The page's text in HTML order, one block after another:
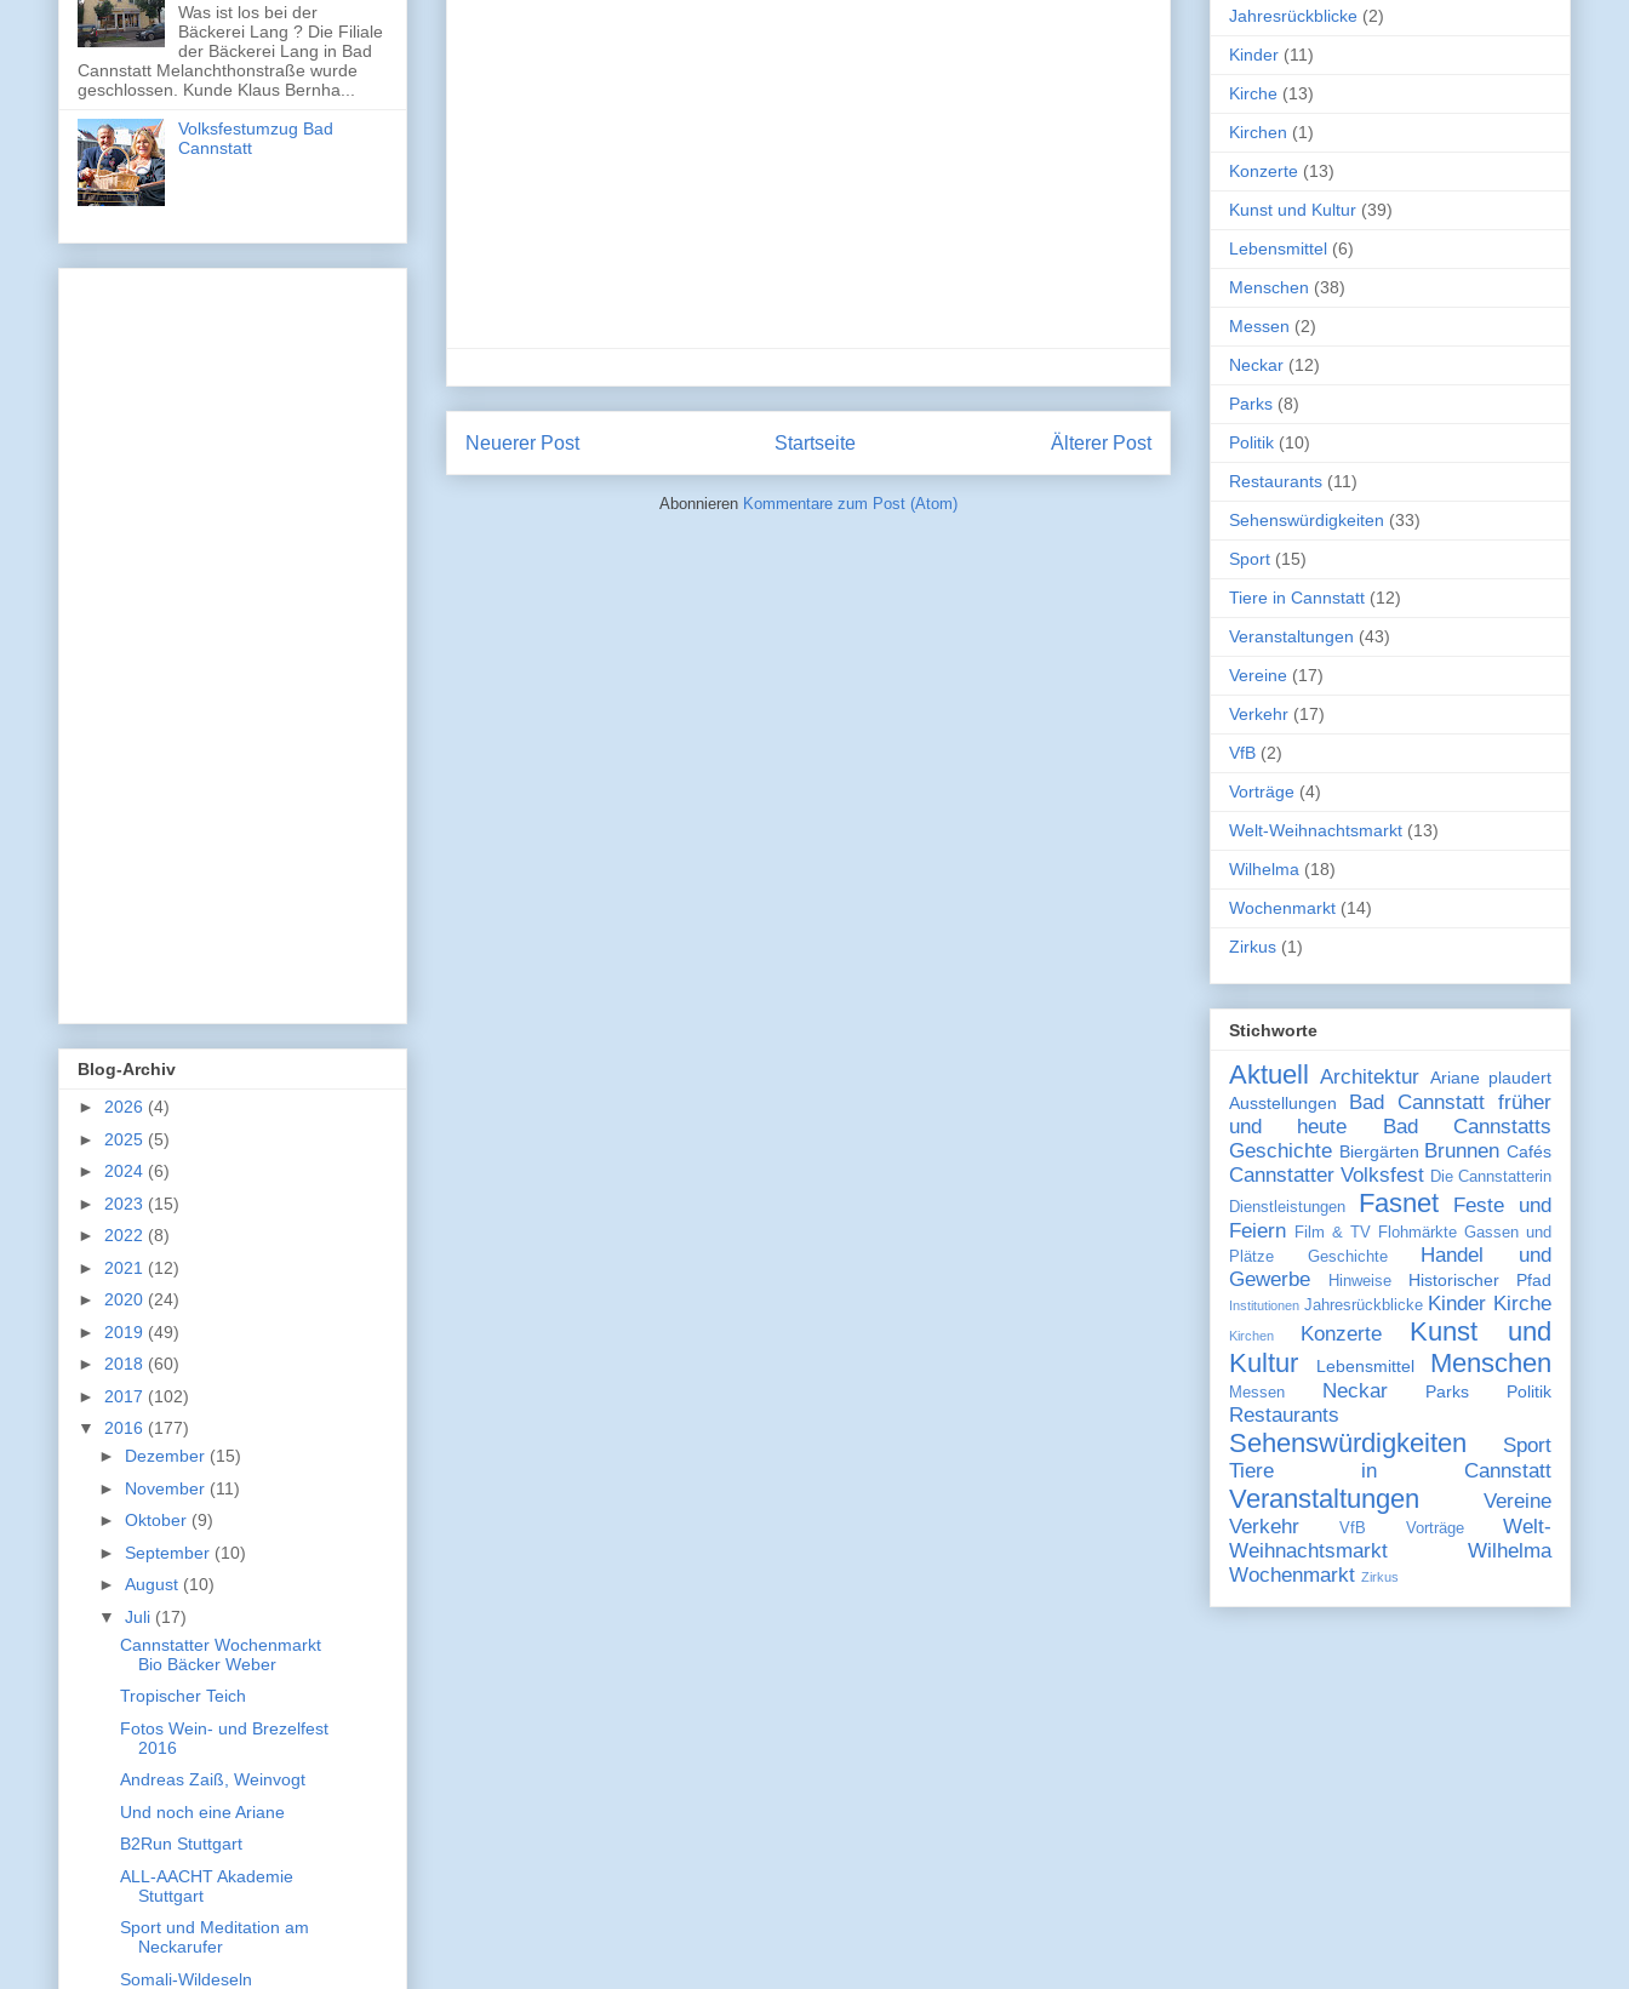
Neuerer Post Älterer Post
Startseite
Abonnieren Kommentare zum Post (Atom)
Was ist los bei der
Bäckerei Lang ? Die Filiale
der Bäckerei Lang in Bad
Cannstatt Melanchthonstraße wurde
geschlossen. Kunde Klaus Bernha...
Volksfestumzug Bad
Cannstatt
Blog-Archiv
► 2026 (4)
► 2025 (5)
► 2024 (6)
► 2023 (15)
► 2022 (8)
► 2021 (12)
► 2020 (24)
► 2019 (49)
► 2018 (60)
► 2017 (102)
▼ 2016 (177)
► Dezember (15)
► November (11)
► Oktober (9)
► September (10)
► August (10)
▼ Juli (17)
Cannstatter Wochenmarkt
Bio Bäcker Weber
Tropischer Teich
Fotos Wein- und Brezelfest
2016
Andreas Zaiß, Weinvogt
Und noch eine Ariane
B2Run Stuttgart
ALL-AACHT Akademie
Stuttgart
Sport und Meditation am
Neckarufer
Somali-Wildeseln
Jahresrückblicke (2)
Kinder (11)
Kirche (13)
Kirchen (1)
Konzerte (13)
Kunst und Kultur (39)
Lebensmittel (6)
Menschen (38)
Messen (2)
Neckar (12)
Parks (8)
Politik (10)
Restaurants (11)
Sehenswürdigkeiten (33)
Sport (15)
Tiere in Cannstatt (12)
Veranstaltungen (43)
Vereine (17)
Verkehr (17)
VfB (2)
Vorträge (4)
Welt-Weihnachtsmarkt (13)
Wilhelma (18)
Wochenmarkt (14)
Zirkus (1)
Stichworte
Aktuell Architektur Ariane plaudert
Ausstellungen
Bad Cannstatt früher
und heute
Bad Cannstatts
Geschichte Biergärten Brunnen Cafés
Cannstatter Volksfest Die Cannstatterin
Dienstleistungen
Fasnet
Feste und
Feiern
Film & TV Flohmärkte Gassen und
Plätze
Geschichte
Handel und
Gewerbe
Hinweise Historischer Pfad
Institutionen Jahresrückblicke Kinder Kirche
Kirchen Konzerte
Kunst und
Kultur
Lebensmittel Menschen
Messen Neckar Parks Politik
Restaurants
Sehenswürdigkeiten
Sport
Tiere in Cannstatt
Veranstaltungen
Vereine
Verkehr
VfB Vorträge
Welt-
Weihnachtsmarkt
Wilhelma
Wochenmarkt Zirkus